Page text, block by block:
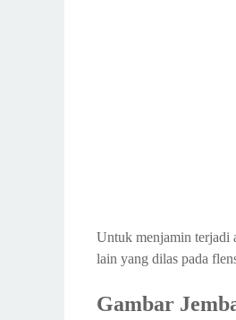
Untuk menjamin terjadi
lain yang dilas pada
Gambar